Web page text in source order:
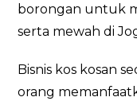
borongan untuk
serta mewah di
Bisnis kos kosan
orang